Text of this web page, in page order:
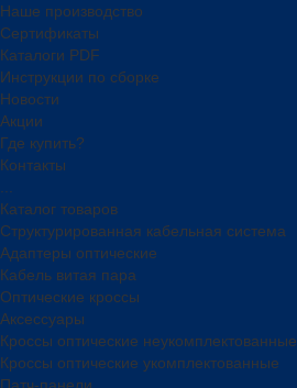
Наше производство
Сертификаты
Каталоги PDF
Инструкции по сборке
Новости
Акции
Где купить?
Контакты
Каталог товаров
Структурированная кабельная система
Адаптеры оптические
Кабель витая пара
Оптические кроссы
Аксессуары
Кроссы оптические неукомплектованные
Кроссы оптические укомплектованные